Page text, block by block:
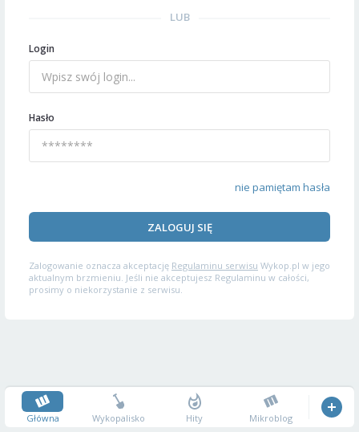
LUB
Login
Hasło
nie pamiętam hasła
ZALOGUJ SIĘ
Zalogowanie oznacza akceptację Regulaminu serwisu Wykop.pl w jego
aktualnym brzmieniu. Jeśli nie akceptujesz Regulaminu w całości,
prosimy o niekorzystanie z serwisu.
Główna Wykopalisko Hity Mikroblog